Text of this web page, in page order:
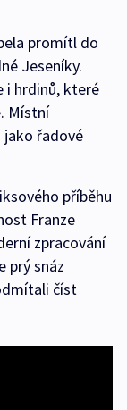
promítl do
Jeseníky.
i hrdinů, které
Místní
jako řadové
příběhu
Franze
zpracování
prý snáz
číst